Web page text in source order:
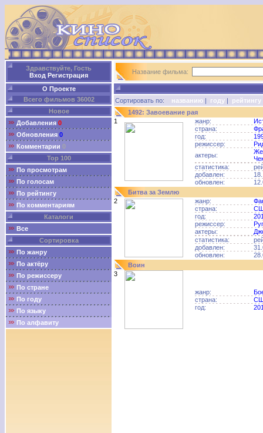
Здравствуйте, Гость
Вход Регистрация
О Проекте
Всего фильмов 36002
Новое
Добавления 0
Обновления 0
Комментарии 0
Top 100
По просмотрам
По голосам
По рейтингу
По комментариям
Каталоги
Все
Сортировка
По жанру
По актёру
По режиссеру
По стране
По году
По языку
По алфавиту
Название фильма:
Сортировать по: названию | году | рейтингу
1492: Завоевание рая
1
жанр:
страна:
год:
режиссер:
актеры:
статистика:
добавлен:
обновлен:
Битва за Землю
2
жанр:
страна:
год:
режиссер:
актеры:
статистика:
добавлен:
обновлен:
Воин
3
жанр:
страна:
год: